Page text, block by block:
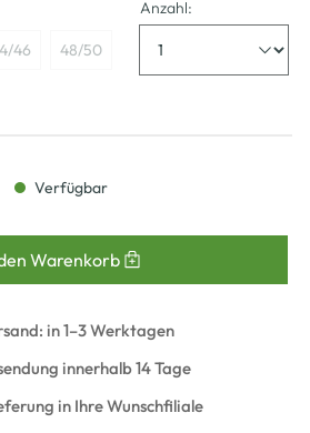
46 48/50
Anzahl:
Verfügbar
Warenkorb
in 1–3 Werktagen
innerhalb 14 Tage
in Ihre Wunschfiliale